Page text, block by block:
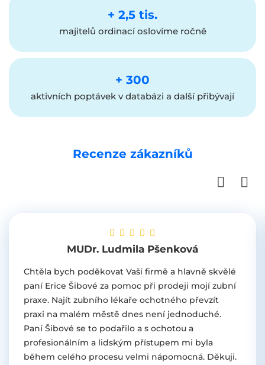
+ 2,5 tis.
majitelů ordinací oslovíme ročně
+ 300
aktivních poptávek v databázi a další přibývají
Recenze zákazníků
MUDr. Ludmila Pšenková
Chtěla bych poděkovat Vaší firmě a hlavně skvělé
paní Erice Šibové za pomoc při prodeji mojí zubní
praxe. Najít zubního lékaře ochotného převzít
praxi na malém městě dnes není jednoduché.
Paní Šibové se to podařilo a s ochotou a
profesionálním a lidským přístupem mi byla
během celého procesu velmi nápomocná. Děkuji.